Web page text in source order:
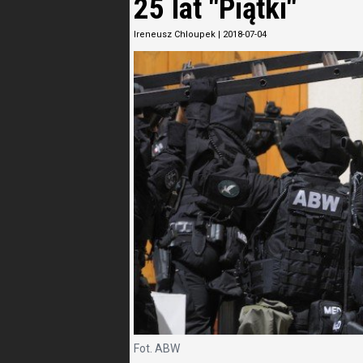
25 lat "Piątki"
Ireneusz Chloupek | 2018-07-04
Fot. ABW